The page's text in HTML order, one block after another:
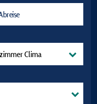
Clima